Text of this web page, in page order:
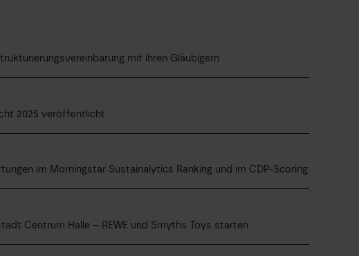
mit ihren Gläubigern
2025 veröffentlicht
im Morningstar Sustainalytics Ranking und im CDP-Scoring
Centrum Halle – REWE und Smyths Toys starten